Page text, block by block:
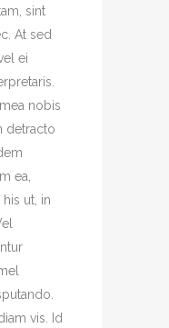
sint
At sed
ei
nobis
detracto
ea,
ut, in
vis. Id